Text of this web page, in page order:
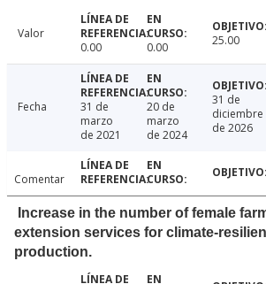
Valor
0.00
0.00 25.00
Fecha
31 de
marzo
de 2021
20 de
marzo
de 2024
31 de
diciembre
de 2026
Comentar
Increase in the number of female
extension services for climate-
production.